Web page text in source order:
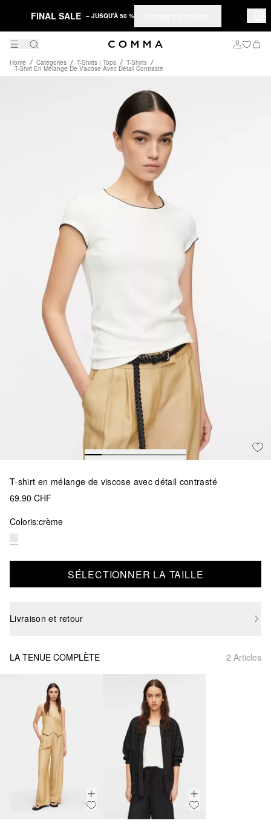
FINAL SALE – JUSQU'À 50 %
Home Catégories T-Shirts | Tops T-Shirts
T-Shirt En Mélange De Viscose Avec Détail Contrasté
T-shirt en mélange de viscose avec détail contrasté
69.90 CHF
Coloris:crème
SÉLECTIONNER LA TAILLE
Livraison et retour
LA TENUE COMPLÈTE 2 Articles